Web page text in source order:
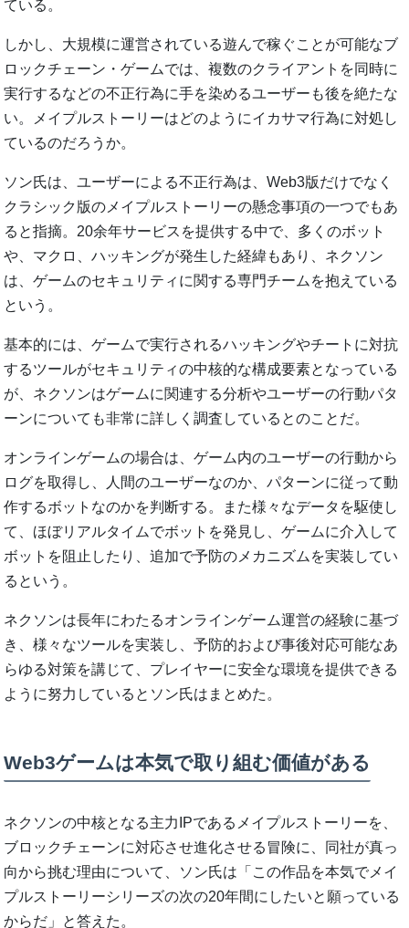
ている。
しかし、大規模に運営されている遊んで稼ぐことが可能なブ
ロックチェーン・ゲームでは、複数のクライアントを同時に
実行するなどの不正行為に手を染めるユーザーも後を絶たな
い。メイプルストーリーはどのようにイカサマ行為に対処し
ているのだろうか。
ソン氏は、ユーザーによる不正行為は、Web3版だけでなく
クラシック版のメイプルストーリーの懸念事項の一つでもあ
ると指摘。20余年サービスを提供する中で、多くのボット
や、マクロ、ハッキングが発生した経緯もあり、ネクソン
は、ゲームのセキュリティに関する専門チームを抱えている
という。
基本的には、ゲームで実行されるハッキングやチートに対抗
するツールがセキュリティの中核的な構成要素となっている
が、ネクソンはゲームに関連する分析やユーザーの行動パタ
ーンについても非常に詳しく調査しているとのことだ。
オンラインゲームの場合は、ゲーム内のユーザーの行動から
ログを取得し、人間のユーザーなのか、パターンに従って動
作するボットなのかを判断する。また様々なデータを駆使し
て、ほぼリアルタイムでボットを発見し、ゲームに介入して
ボットを阻止したり、追加で予防のメカニズムを実装してい
るという。
ネクソンは長年にわたるオンラインゲーム運営の経験に基づ
き、様々なツールを実装し、予防的および事後対応可能なあ
らゆる対策を講じて、プレイヤーに安全な環境を提供できる
ように努力しているとソン氏はまとめた。
Web3ゲームは本気で取り組む価値がある
ネクソンの中核となる主力IPであるメイプルストーリーを、
ブロックチェーンに対応させ進化させる冒険に、同社が真っ
向から挑む理由について、ソン氏は「この作品を本気でメイ
プルストーリーシリーズの次の20年間にしたいと願っている
からだ」と答えた。